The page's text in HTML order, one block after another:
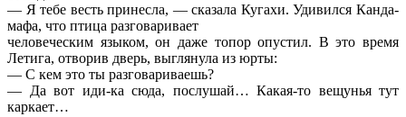
— Я тебе весть принесла, — сказала Кугахи. Удивился Канда-
мафа, что птица разговаривает
человеческим языком, он даже топор опустил. В это время
Летига, отворив дверь, выглянула из юрты:
— С кем это ты разговариваешь?
— Да вот иди-ка сюда, послушай… Какая-то вещунья тут
каркает…